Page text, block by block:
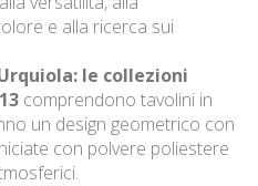
e alla ricerca sui
le collezioni
comprendono tavolini in
un design geometrico con
con polvere poliestere